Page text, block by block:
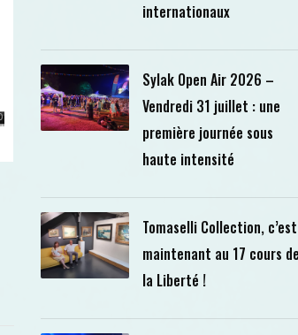
internationaux
Sylak Open Air 2026 –
Vendredi 31 juillet : une
première journée sous
haute intensité
Tomaselli Collection, c’est
maintenant au 17 cours de
la Liberté !